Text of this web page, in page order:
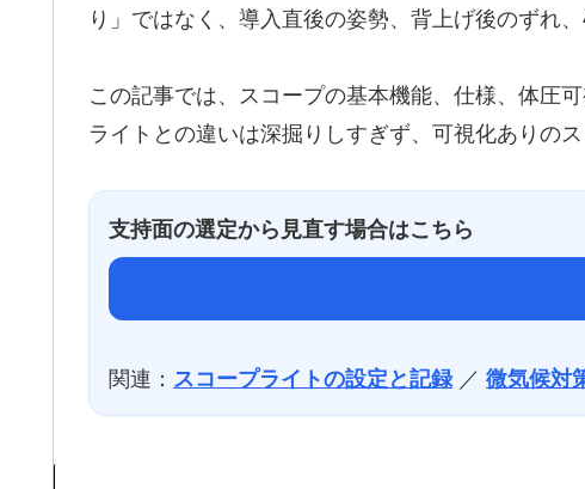
り」ではなく、導入直後の姿勢、背上げ後のずれ
この記事では、スコープの基本機能、仕様、体圧
ライトとの違いは深掘りしすぎず、可視化ありの
支持面の選定から見直す場合はこちら
関連： スコープライトの設定と記録／ 微気候対